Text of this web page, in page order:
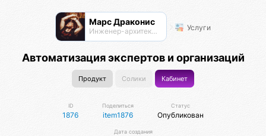
Марс Драконис
Инженер-архитектор Услуги
Автоматизация экспертов и организаций
Продукт Солики Кабинет
ID
1876
Поделиться
item1876
Статус
Опубликован
Дата создания